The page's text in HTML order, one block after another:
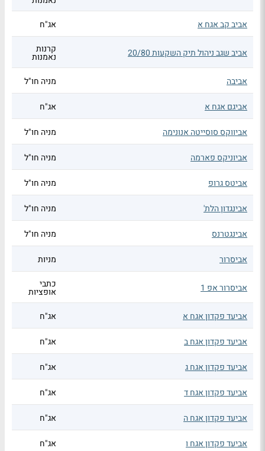
אביב קב אגח א
אג"ח
אביב שגב ניהול תיק השקעות 20/80 קרנות
נאמנות
אביבה
מניה חו"ל
אביגם אגח א אג"ח
אביווקס סוסייטה אנונימה מניה חו"ל
אביוניקס פארמה מניה חו"ל
אביטס גרופ מניה חו"ל
אבינגדון הלת' מניה חו"ל
אבינגטרנס מניה חו"ל
אביסרור מניות
אביסרור אפ 1 כתבי
אופציות
אביעד פקדון אגח א
אג"ח
אביעד פקדון אגח ב אג"ח
אביעד פקדון אגח ג אג"ח
אביעד פקדון אגח ד אג"ח
אביעד פקדון אגח ה אג"ח
אביעד פקדון אגח ו אג"ח